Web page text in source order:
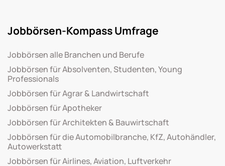
Jobbörsen-Kompass Umfrage
Jobbörsen alle Branchen und Berufe
Jobbörsen für Absolventen, Studenten, Young
Professionals
Jobbörsen für Agrar & Landwirtschaft
Jobbörsen für Apotheker
Jobbörsen für Architekten & Bauwirtschaft
Jobbörsen für die Automobilbranche, KfZ, Autohändler,
Autowerkstatt
Jobbörsen für Airlines, Aviation, Luftverkehr